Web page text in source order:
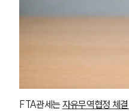
FTA관세는 자유무역협정 체